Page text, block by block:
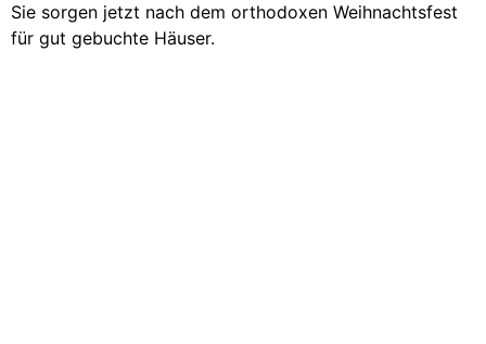
Sie sorgen jetzt nach dem orthodoxen Weihnachtsfest
für gut gebuchte Häuser.